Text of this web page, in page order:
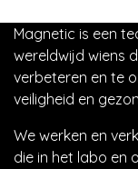
Magnetic is een
wereldwijd wiens
verbeteren en te
veiligheid en
We werken en
die in het labo en